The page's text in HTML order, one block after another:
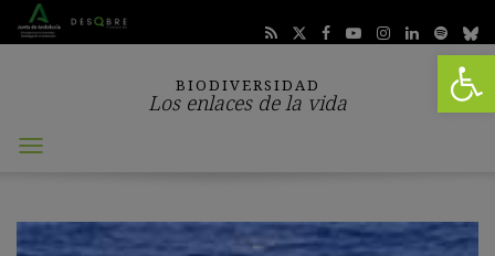
Abrir
BIODIVERSIDAD
Los enlaces de la vida
Abrir